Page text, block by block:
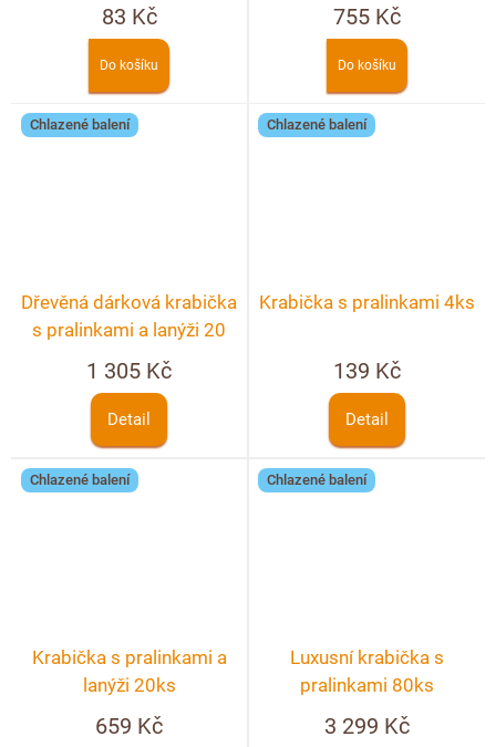
83 Kč
Do košíku
755 Kč
Do košíku
Chlazené balení
Dřevěná dárková krabička
s pralinkami a lanýži 20
ks + možnost
personalizace
1 305 Kč
Detail
Chlazené balení
Krabička s pralinkami 4ks
139 Kč
Detail
Chlazené balení
Krabička s pralinkami a
lanýži 20ks
659 Kč
Chlazené balení
Luxusní krabička s
pralinkami 80ks
3 299 Kč